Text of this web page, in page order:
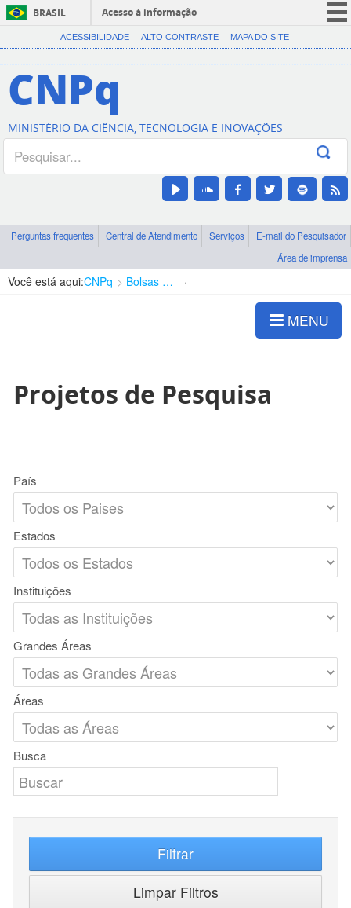
BRASIL
Acesso à informação
CORONAVÍRUS (COVID-19)
Canais
ACESSIBILIDADE ALTO CONTRASTE MAPA DO SITE
CNPq
MINISTÉRIO DA CIÊNCIA, TECNOLOGIA E INOVAÇÕES
Perguntas frequentes Central de Atendimento Serviços
E-mail do Pesquisador
Área de imprensa
Você está aqui:CNPq Bolsas e Auxílios Vigentes
MENU
Projetos de Pesquisa
País
Estados
Instituições
Grandes Áreas
Áreas
Busca
Filtrar
Limpar Filtros